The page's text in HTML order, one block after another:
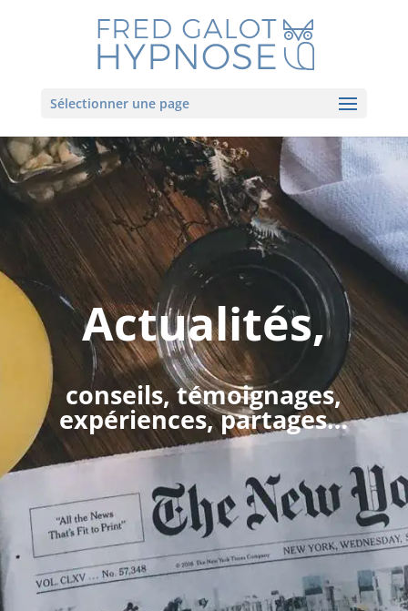
Sélectionner une page
Actualités,
conseils, témoignages,
expériences, partages…